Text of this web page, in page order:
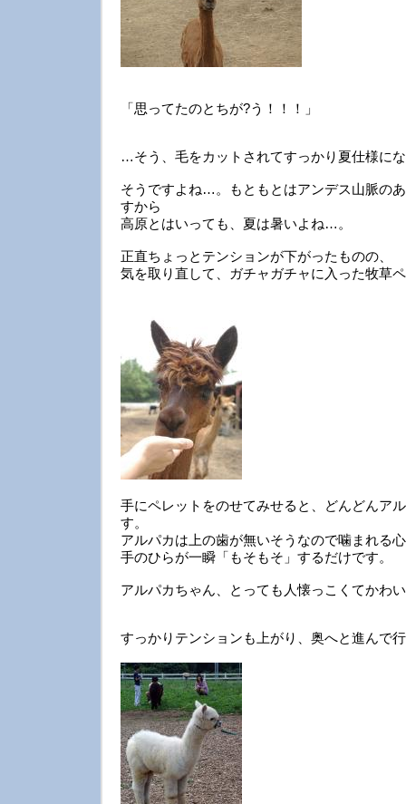
「思ってたのとちが?う！！！」
…そう、毛をカットされてすっかり夏仕様に
そうですよね…。もともとはアンデス山脈の
すから
高原とはいっても、夏は暑いよね…。
正直ちょっとテンションが下がったものの、
気を取り直して、ガチャガチャに入った牧草
手にペレットをのせてみせると、どんどんア
す。
アルパカは上の歯が無いそうなので噛まれる
手のひらが一瞬「もそもそ」するだけです。
アルパカちゃん、とっても人懐っこくてかわ
すっかりテンションも上がり、奥へと進んで